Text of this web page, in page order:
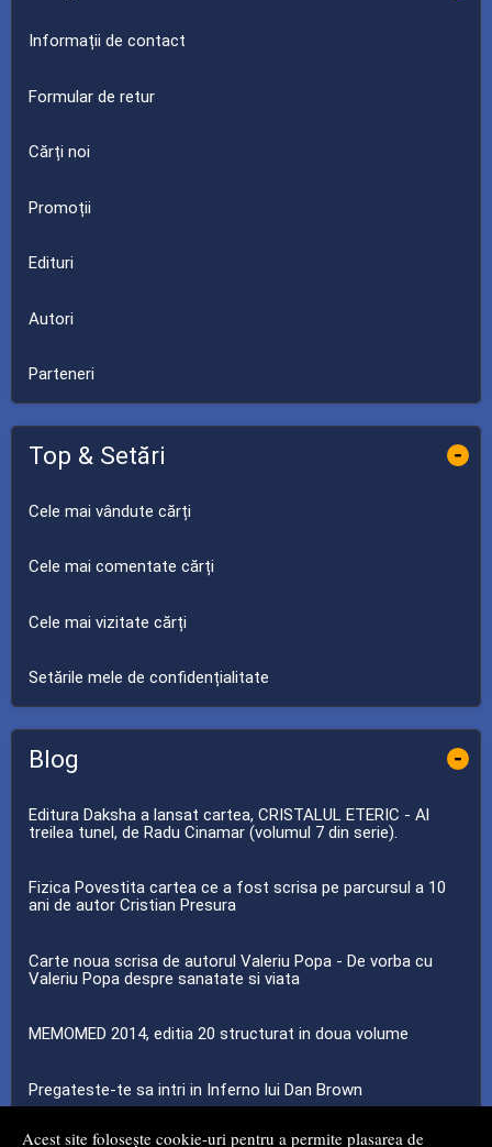
Acest site folosește cookie-uri pentru a permite plasarea de
Informații de contact
Formular de retur
Cărți noi
Promoții
Edituri
Autori
Parteneri
Top & Setări -
Cele mai vândute cărți
Cele mai comentate cărți
Cele mai vizitate cărți
Setările mele de confidențialitate
Blog -
Editura Daksha a lansat cartea, CRISTALUL ETERIC - Al
treilea tunel, de Radu Cinamar (volumul 7 din serie).
Fizica Povestita cartea ce a fost scrisa pe parcursul a 10
ani de autor Cristian Presura
Carte noua scrisa de autorul Valeriu Popa - De vorba cu
Valeriu Popa despre sanatate si viata
MEMOMED 2014, editia 20 structurat in doua volume
Pregateste-te sa intri in Inferno lui Dan Brown